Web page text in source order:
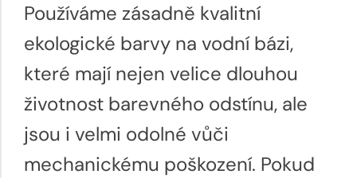
Používáme zásadně kvalitní
ekologické barvy na vodní bázi,
které mají nejen velice dlouhou
životnost barevného odstínu, ale
jsou i velmi odolné vůči
mechanickému poškození. Pokud